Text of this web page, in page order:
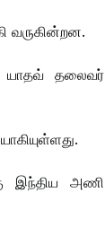
வருகின்றன.
யாதவ் தலைவர்
இந்திய அணி